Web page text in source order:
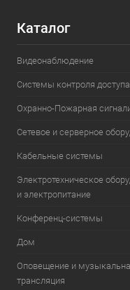
Каталог
Видеонаблюдение
Системы контроля доступа
Охранно-Пожарная
Сетевое и серверное
Кабельные системы
Электротехническое
и электропитание
Конференц-системы
Дом
Оповещение и
трансляция